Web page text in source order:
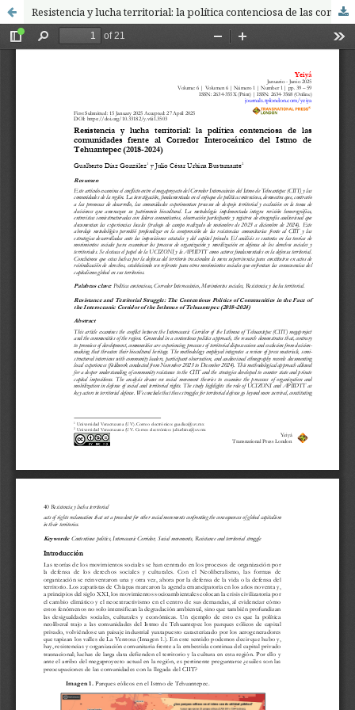
Resistencia y lucha territorial: la política contenciosa de las comunidades frente al Corredor Interoceánico del Istmo de Tehuantepec (2018-2024)